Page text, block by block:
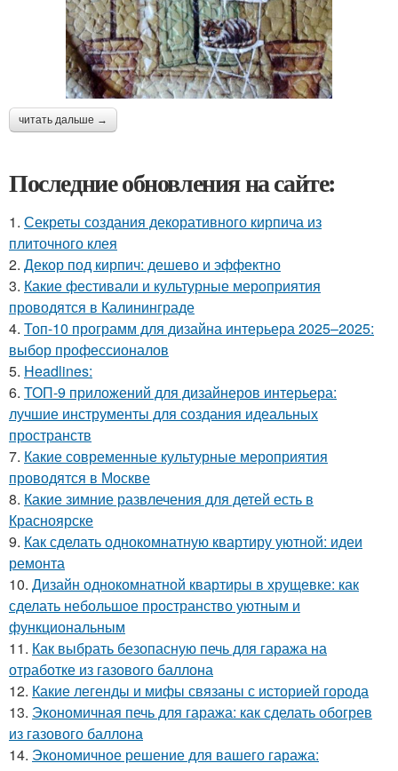
читать дальше →
Последние обновления на сайте:
1. Секреты создания декоративного кирпича из
плиточного клея
2. Декор под кирпич: дешево и эффектно
3. Какие фестивали и культурные мероприятия
проводятся в Калининграде
4. Топ-10 программ для дизайна интерьера 2025–2025:
выбор профессионалов
5. Headlines:
6. ТОП-9 приложений для дизайнеров интерьера:
лучшие инструменты для создания идеальных
пространств
7. Какие современные культурные мероприятия
проводятся в Москве
8. Какие зимние развлечения для детей есть в
Красноярске
9. Как сделать однокомнатную квартиру уютной: идеи
ремонта
10. Дизайн однокомнатной квартиры в хрущевке: как
сделать небольшое пространство уютным и
функциональным
11. Как выбрать безопасную печь для гаража на
отработке из газового баллона
12. Какие легенды и мифы связаны с историей города
13. Экономичная печь для гаража: как сделать обогрев
из газового баллона
14. Экономичное решение для вашего гаража: